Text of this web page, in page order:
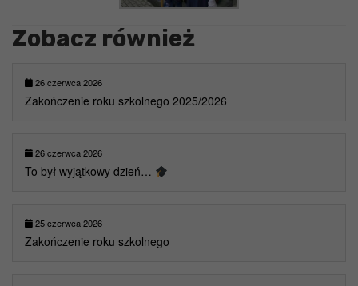
Zobacz również
26 czerwca 2026
Zakończenie roku szkolnego 2025/2026
26 czerwca 2026
To był wyjątkowy dzień…
25 czerwca 2026
Zakończenie roku szkolnego